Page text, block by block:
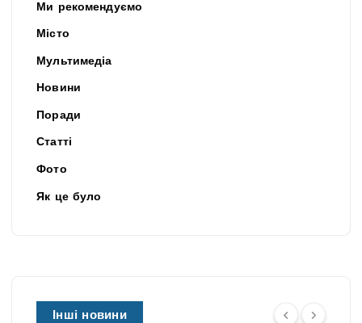
Ми рекомендуємо
Місто
Мультимедіа
Новини
Поради
Статті
Фото
Як це було
Інші новини